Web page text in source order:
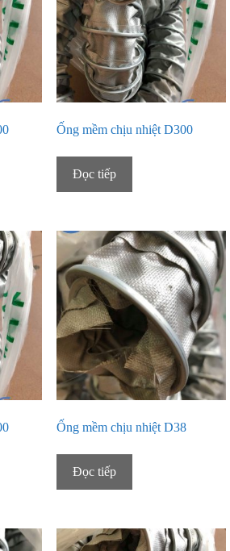
Ống mềm chịu nhiệt D300
Đọc tiếp
Ống mềm chịu nhiệt D38
Đọc tiếp